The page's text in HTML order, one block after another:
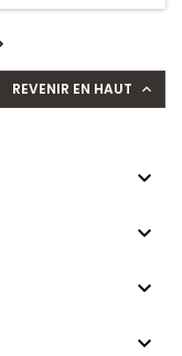
REVENIR EN HAUT 



